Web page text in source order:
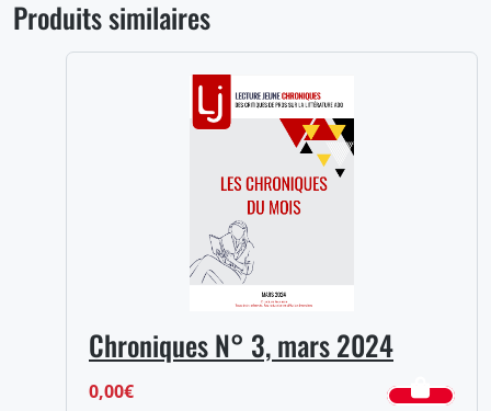
Produits similaires
Chroniques N° 3, mars 2024
0,00€